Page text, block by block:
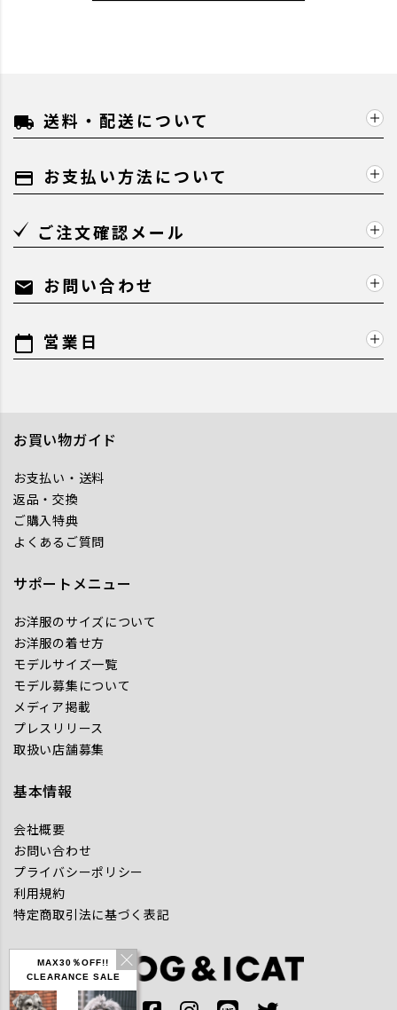
MAX30％OFF!!
CLEARANCE SALE
local_shipping 送料・配送について
payment お支払い方法について
ご注文確認メール
mail お問い合わせ
calendar_today 営業日
お買い物ガイド
お支払い・送料
返品・交換
ご購入特典
よくあるご質問
サポートメニュー
お洋服のサイズについて
お洋服の着せ方
モデルサイズ一覧
モデル募集について
メディア掲載
プレスリリース
取扱い店舗募集
基本情報
会社概要
お問い合わせ
プライバシーポリシー
利用規約
特定商取引法に基づく表記